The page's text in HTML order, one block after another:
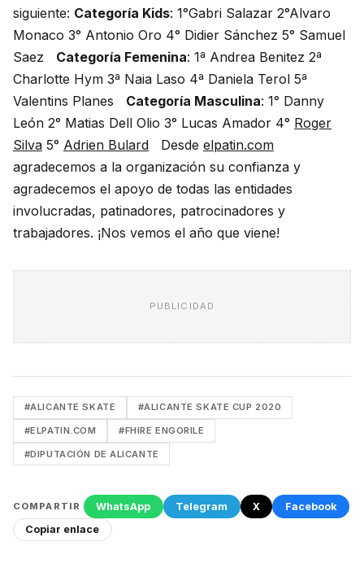
siguiente: Categoría Kids: 1°Gabri Salazar 2°Alvaro
Monaco 3° Antonio Oro 4° Didier Sánchez 5° Samuel
Saez Categoría Femenina: 1ª Andrea Benitez 2ª
Charlotte Hym 3ª Naia Laso 4ª Daniela Terol 5ª
Valentins Planes Categoría Masculina: 1° Danny
León 2° Matias Dell Olio 3° Lucas Amador 4° Roger
Silva 5° Adrien Bulard Desde elpatin.com
agradecemos a la organización su confianza y
agradecemos el apoyo de todas las entidades
involucradas, patinadores, patrocinadores y
trabajadores. ¡Nos vemos el año que viene!
PUBLICIDAD
#ALICANTE SKATE #ALICANTE SKATE CUP 2020
#ELPATIN.COM #FHIRE ENGORILE
#DIPUTACIÓN DE ALICANTE
COMPARTIR WhatsApp Telegram X
Facebook
Copiar enlace